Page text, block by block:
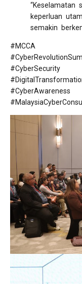
“Keselamatan
keperluan
semakin
#MCCA
#CyberSecurity
#CyberAwareness